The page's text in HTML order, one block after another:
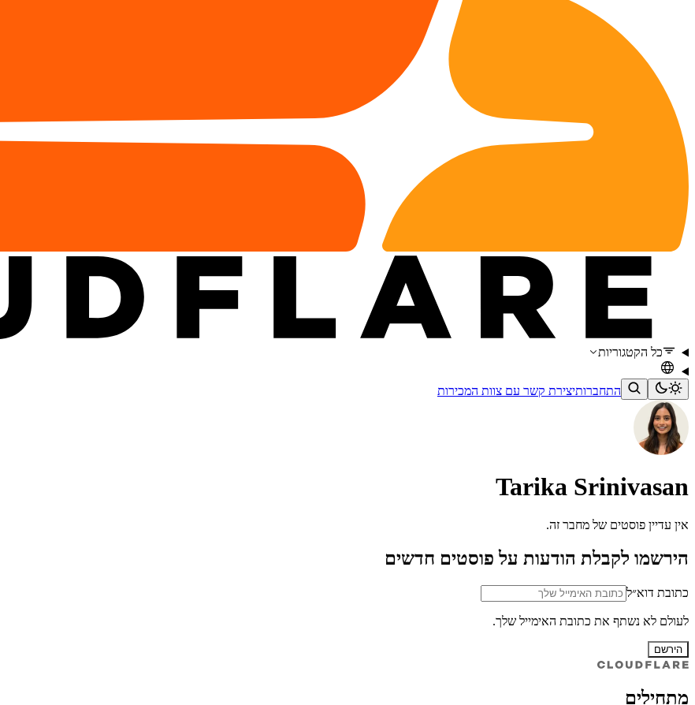
כל הקטגוריות
התחברותיצירת קשר עם צוות המכירות
Tarika Srinivasan
אין עדיין פוסטים של מחבר זה.
הירשמו לקבלת הודעות על פוסטים חדשים
כתובת דוא״ל
לעולם לא נשתף את כתובת האימייל שלך.
הירשם
מתחילים